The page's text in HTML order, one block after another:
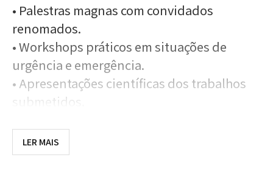
• Palestras magnas com convidados
renomados.
•Workshops práticos em situações de
urgência e emergência.
• Apresentações científicas dos trabalhos
submetidos.
professores e profissionais.
LER MAIS